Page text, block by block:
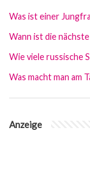
Was ist einer
Wann ist die nächste
Wie viele russische
Was macht man am
Anzeige